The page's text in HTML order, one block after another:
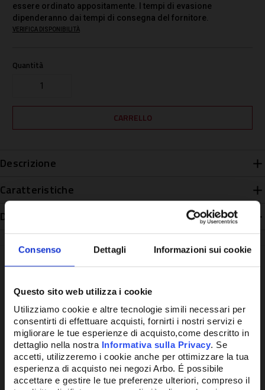
Consenso Dettagli Informazioni sui cookie
Questo sito web utilizza i cookie
Utilizziamo cookie e altre tecnologie simili necessari per
consentirti di effettuare acquisti, fornirti i nostri servizi e
migliorare le tue esperienze di acquisto,come descritto in
dettaglio nella nostra Informativa sulla Privacy. Se
accetti, utilizzeremo i cookie anche per ottimizzare la tua
esperienza di acquisto nei negozi Arbo. É possibile
accettare e gestire le tue preferenze ulteriori, compreso il
essere ordinato appositamente. I tempi di evasione
dipenderanno dai tempi di consegna del fornitore.
VERIFICA DISPONIBILITÀ
Quantità
Descrizione
Caratteristiche
Disponibilità
Potrebbe anche interessarti